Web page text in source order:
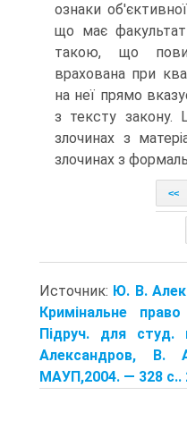
ознаки
що має
такою, що
врахована при
на неї прямо
з тексту
злочинах з
злочинах з
<<
Источник: Ю. В.
Кримінальне
Підруч. для
Александров,
МАУП,2004. — 328 с..